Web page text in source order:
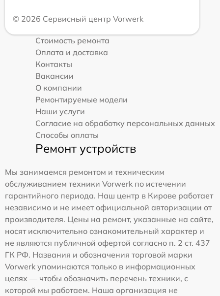
© 2026 Сервисный центр Vorwerk
Стоимость ремонта
Оплата и доставка
Контакты
Вакансии
О компании
Ремонтируемые модели
Наши услуги
Согласие на обработку персональных данных
Способы оплаты
Ремонт устройств
Мы занимаемся ремонтом и техническим
обслуживанием техники Vorwerk по истечении
гарантийного периода. Наш центр в Кирове работает
независимо и не имеет официальной авторизации от
производителя. Цены на ремонт, указанные на сайте,
носят исключительно ознакомительный характер и
не являются публичной офертой согласно п. 2 ст. 437
ГК РФ. Названия и обозначения торговой марки
Vorwerk упоминаются только в информационных
целях — чтобы обозначить перечень техники, с
которой мы работаем. Наша организация не